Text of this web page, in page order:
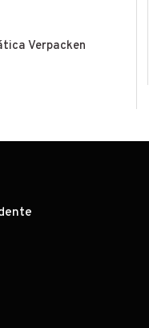
Verpacken